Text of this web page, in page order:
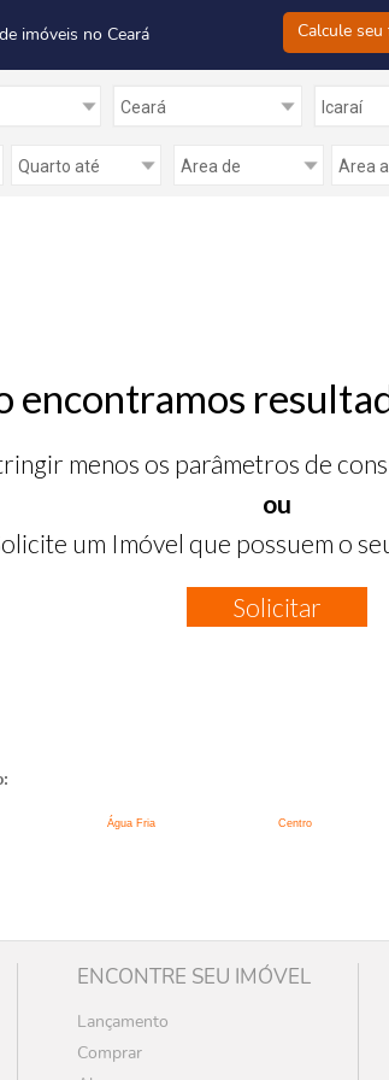
imóveis no Ceará Calcule
encontramos
menos os parâmetros de
ou
um Imóvel que possuem o
Solicitar
Água Fria Centro
ENCONTRE SEU IMÓVEL
Lançamento
Comprar